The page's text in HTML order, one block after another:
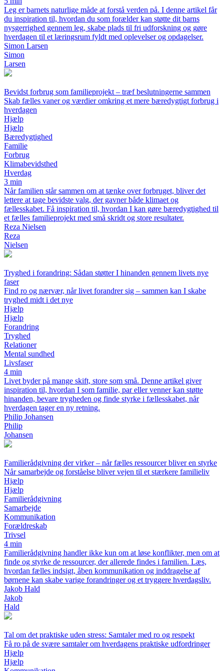
Leg er barnets naturlige måde at forstå verden på. I denne artikel får
du inspiration til, hvordan du som forælder kan støtte dit barns
nysgerrighed gennem leg, skabe plads til fri udforskning og gøre
hverdagen til et læringsrum fyldt med oplevelser og opdagelser.
Simon Larsen
Simon
Larsen
Bevidst forbrug som familieprojekt – træf beslutningerne sammen
Skab fælles vaner og værdier omkring et mere bæredygtigt forbrug i
hverdagen
Hjælp
Hjælp
Bæredygtighed
Familie
Forbrug
Klimabevidsthed
Hverdag
3 min
Når familien står sammen om at tænke over forbruget, bliver det
lettere at tage bevidste valg, der gavner både klimaet og
fællesskabet. Få inspiration til, hvordan I kan gøre bæredygtighed til
et fælles familieprojekt med små skridt og store resultater.
Reza Nielsen
Reza
Nielsen
Tryghed i forandring: Sådan støtter I hinanden gennem livets nye
faser
Find ro og nærvær, når livet forandrer sig – sammen kan I skabe
tryghed midt i det nye
Hjælp
Hjælp
Forandring
Tryghed
Relationer
Mental sundhed
Livsfaser
4 min
Livet byder på mange skift, store som små. Denne artikel giver
inspiration til, hvordan I som familie, par eller venner kan støtte
hinanden, bevare trygheden og finde styrke i fællesskabet, når
hverdagen tager en ny retning.
Philip Johansen
Philip
Johansen
Familierådgivning der virker – når fælles ressourcer bliver en styrke
Når samarbejde og forståelse bliver vejen til et stærkere familieliv
Hjælp
Hjælp
Familierådgivning
Samarbejde
Kommunikation
Forældreskab
Trivsel
4 min
Familierådgivning handler ikke kun om at løse konflikter, men om at
finde og styrke de ressourcer, der allerede findes i familien. Læs,
hvordan fælles indsigt, åben kommunikation og inddragelse af
børnene kan skabe varige forandringer og et tryggere hverdagsliv.
Jakob Hald
Jakob
Hald
Tal om det praktiske uden stress: Samtaler med ro og respekt
Få ro på de svære samtaler om hverdagens praktiske udfordringer
Hjælp
Hjælp